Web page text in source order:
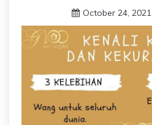
October 24, 2021